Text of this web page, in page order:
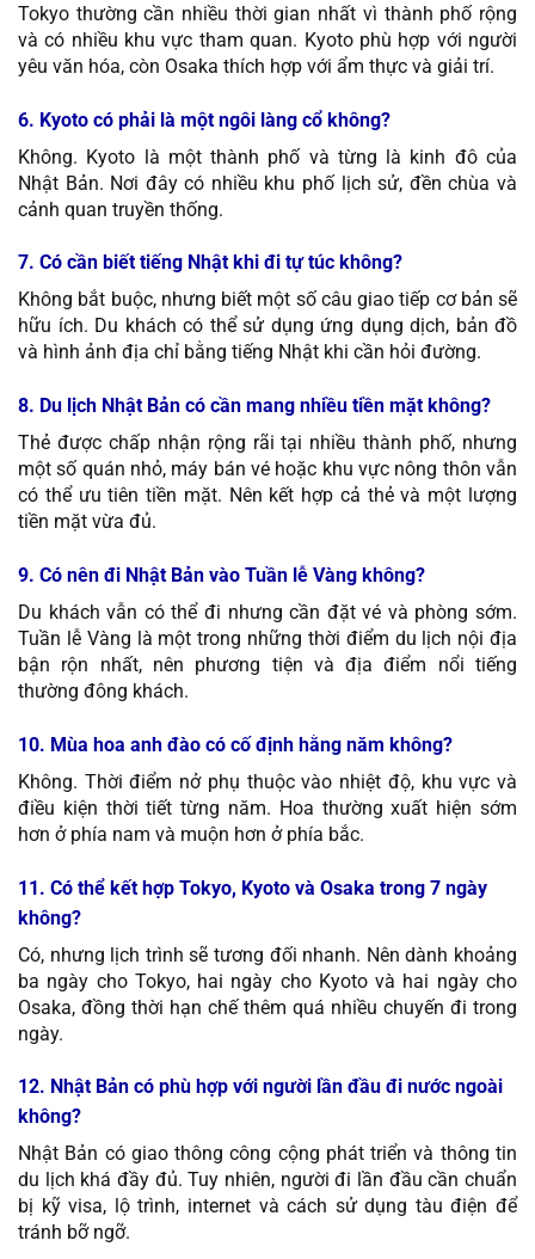
Tokyo thường cần nhiều thời gian nhất vì thành phố rộng
và có nhiều khu vực tham quan. Kyoto phù hợp với người
yêu văn hóa, còn Osaka thích hợp với ẩm thực và giải trí.
6. Kyoto có phải là một ngôi làng cổ không?
Không. Kyoto là một thành phố và từng là kinh đô của
Nhật Bản. Nơi đây có nhiều khu phố lịch sử, đền chùa và
cảnh quan truyền thống.
7. Có cần biết tiếng Nhật khi đi tự túc không?
Không bắt buộc, nhưng biết một số câu giao tiếp cơ bản sẽ
hữu ích. Du khách có thể sử dụng ứng dụng dịch, bản đồ
và hình ảnh địa chỉ bằng tiếng Nhật khi cần hỏi đường.
8. Du lịch Nhật Bản có cần mang nhiều tiền mặt không?
Thẻ được chấp nhận rộng rãi tại nhiều thành phố, nhưng
một số quán nhỏ, máy bán vé hoặc khu vực nông thôn vẫn
có thể ưu tiên tiền mặt. Nên kết hợp cả thẻ và một lượng
tiền mặt vừa đủ.
9. Có nên đi Nhật Bản vào Tuần lễ Vàng không?
Du khách vẫn có thể đi nhưng cần đặt vé và phòng sớm.
Tuần lễ Vàng là một trong những thời điểm du lịch nội địa
bận rộn nhất, nên phương tiện và địa điểm nổi tiếng
thường đông khách.
10. Mùa hoa anh đào có cố định hằng năm không?
Không. Thời điểm nở phụ thuộc vào nhiệt độ, khu vực và
điều kiện thời tiết từng năm. Hoa thường xuất hiện sớm
hơn ở phía nam và muộn hơn ở phía bắc.
11. Có thể kết hợp Tokyo, Kyoto và Osaka trong 7 ngày
không?
Có, nhưng lịch trình sẽ tương đối nhanh. Nên dành khoảng
ba ngày cho Tokyo, hai ngày cho Kyoto và hai ngày cho
Osaka, đồng thời hạn chế thêm quá nhiều chuyến đi trong
ngày.
12. Nhật Bản có phù hợp với người lần đầu đi nước ngoài
không?
Nhật Bản có giao thông công cộng phát triển và thông tin
du lịch khá đầy đủ. Tuy nhiên, người đi lần đầu cần chuẩn
bị kỹ visa, lộ trình, internet và cách sử dụng tàu điện để
tránh bỡ ngỡ.